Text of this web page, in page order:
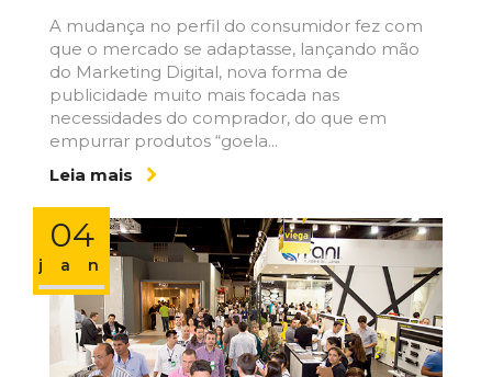
A mudança no perfil do consumidor fez com
que o mercado se adaptasse, lançando mão
do Marketing Digital, nova forma de
publicidade muito mais focada nas
necessidades do comprador, do que em
empurrar produtos “goela...
Leia mais
04
jan